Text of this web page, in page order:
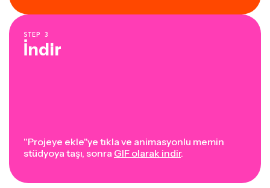
STEP 3
İndir
"Projeye ekle"ye tıkla ve animasyonlu memin
stüdyoya taşı, sonra GIF olarak indir.